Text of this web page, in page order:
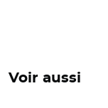
Voir aussi